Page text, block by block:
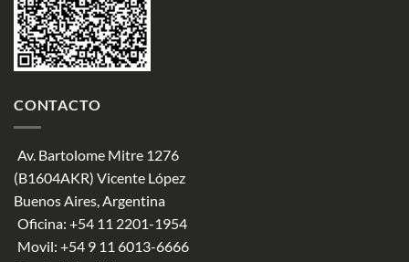
CONTACTO
Av. Bartolome Mitre 1276
(B1604AKR) Vicente López
Buenos Aires, Argentina
Oficina: +54 11 2201-1954
Movil: +54 9 11 6013-6666